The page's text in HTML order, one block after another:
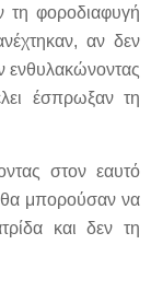
τη φοροδιαφυγή
αν δεν
ενθυλακώνοντας
έσπρωξαν τη
στον εαυτό
θα μπορούσαν να
και δεν τη